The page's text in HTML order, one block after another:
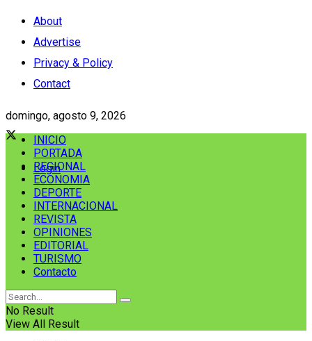
About
Advertise
Privacy & Policy
Contact
domingo, agosto 9, 2026
Login
INICIO
PORTADA
REGIONAL
ECONOMIA
DEPORTE
INTERNACIONAL
REVISTA
OPINIONES
EDITORIAL
TURISMO
Contacto
No Result
View All Result